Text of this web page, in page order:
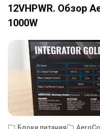
12VHPWR. Обзор
1000W
Блоки питания